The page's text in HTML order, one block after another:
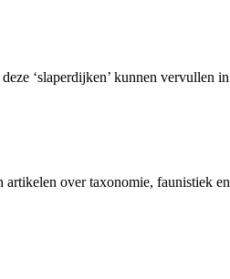
‘slaperdijken’ kunnen vervullen
over taxonomie, faunistiek